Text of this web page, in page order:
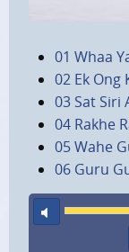
01 Whaa
02 Ek
03 Sat Siri
04 Rakhe
05 Wahe
06 Guru
Ton aus